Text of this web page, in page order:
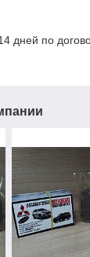
дней по